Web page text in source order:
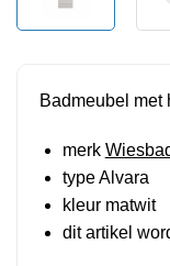
Badmeubel met
merk
type Alvara
kleur matwit
dit artikel